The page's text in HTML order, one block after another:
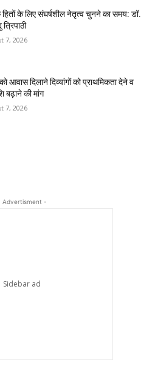
हितों के लिए संघर्षशील नेतृत्व चुनने का समय: डॉ.
7, 2026
को आवास दिलाने दिव्यांगों को प्राथमिकता देने व
बढ़ाने की मांग
7, 2026
Advertisment -